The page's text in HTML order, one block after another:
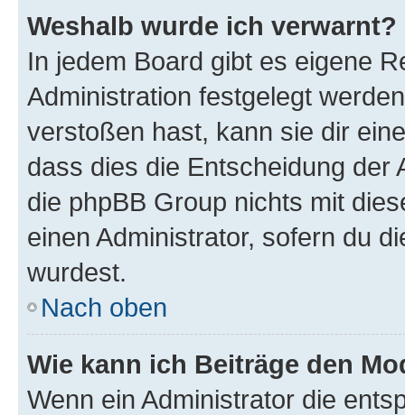
Weshalb wurde ich verwarnt?
In jedem Board gibt es eigene
Administration festgelegt
verstoßen hast, kann sie dir
dass dies die Entscheidung der
die phpBB Group nichts mit
einen Administrator, sofern du
wurdest.
Nach oben
Wie kann ich Beiträge den
Wenn ein Administrator die